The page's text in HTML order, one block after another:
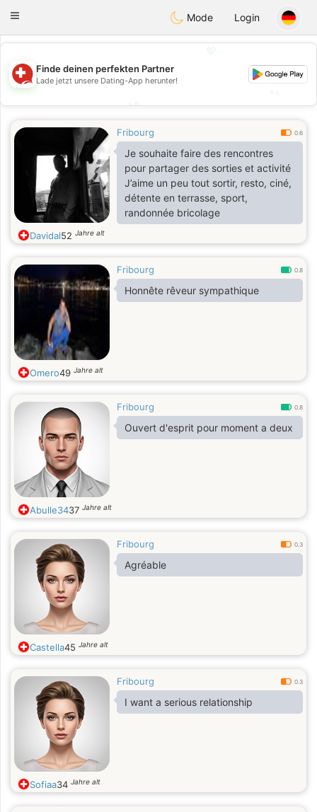
Suissi
Toggle
Mode Login
💖
💕
💕
Finde deinen perfekten Partner
Lade jetzt unsere Dating-App herunter!
Fribourg 0.6
Je souhaite faire des rencontres
pour partager des sorties et activité
J’aime un peu tout sortir, resto, ciné,
détente en terrasse, sport,
randonnée bricolage
Davidal52 Jahre alt
Fribourg 0.8
Honnête rêveur sympathique
Omero49 Jahre alt
Fribourg 0.8
Ouvert d'esprit pour moment a deux
Abulle3437 Jahre alt
Fribourg 0.3
Agréable
Castella45 Jahre alt
Fribourg 0.3
I want a serious relationship
Sofiaa34 Jahre alt